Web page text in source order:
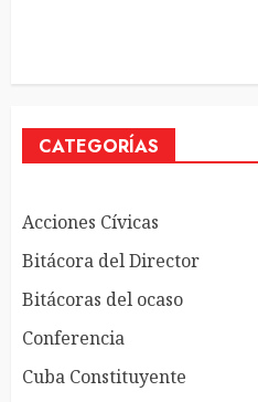
CATEGORÍAS
Acciones Cívicas
Bitácora del Director
Bitácoras del ocaso
Conferencia
Cuba Constituyente